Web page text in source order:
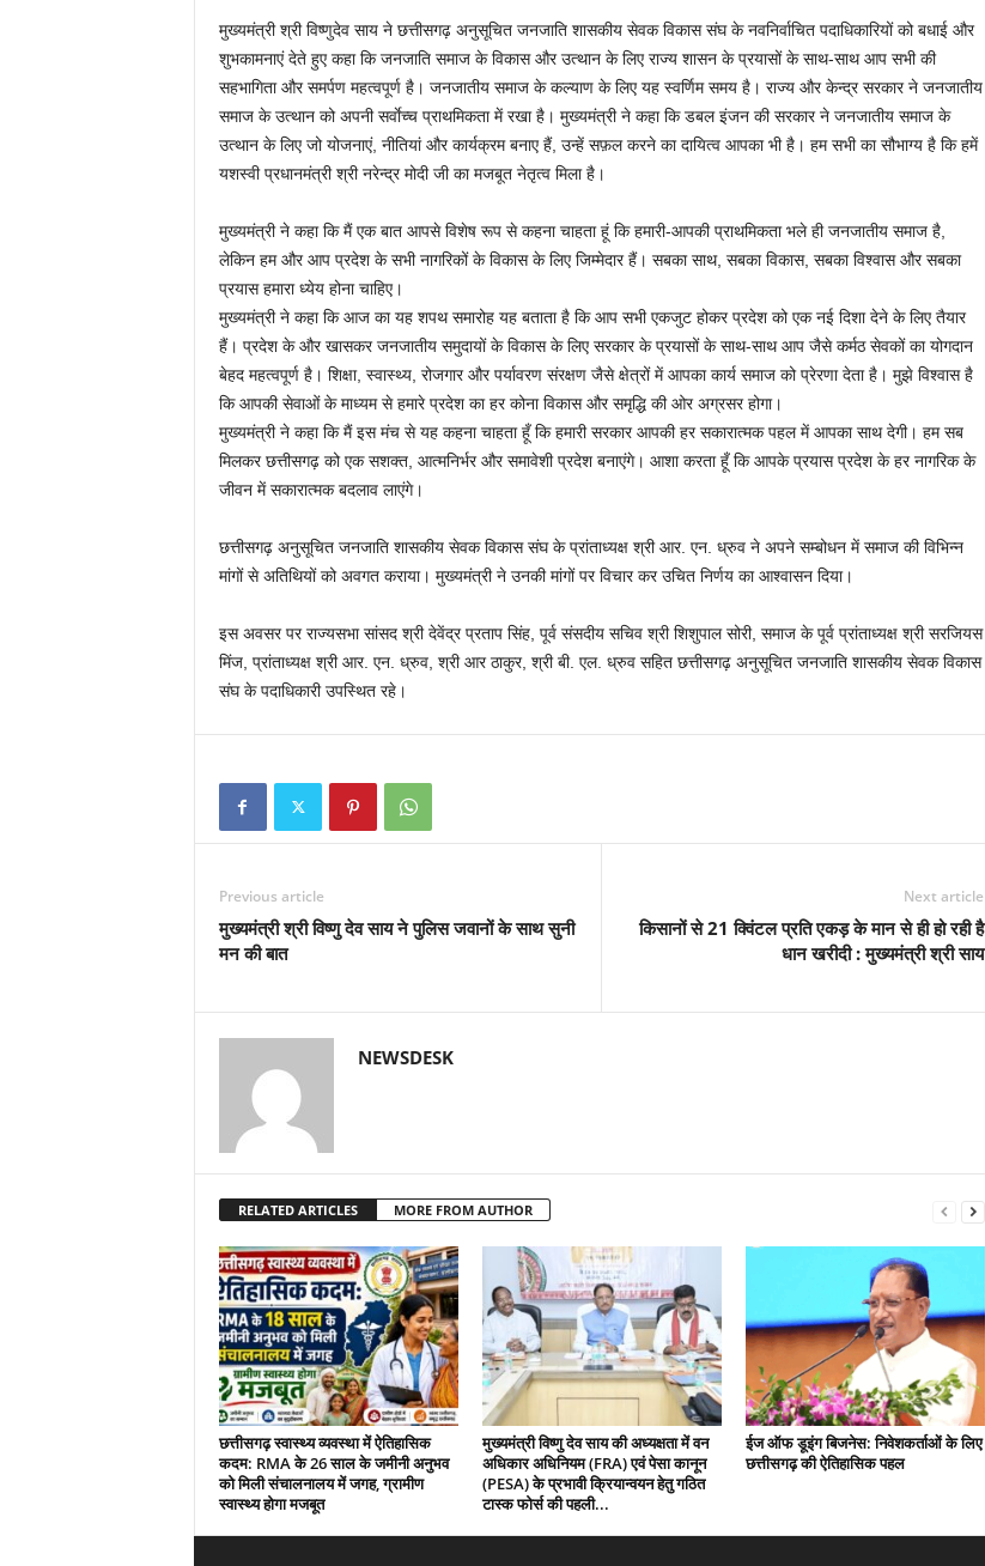
मुख्यमंत्री श्री विष्णुदेव साय ने छत्तीसगढ़ अनुसूचित जनजाति शासकीय सेवक विकास संघ के नवनिर्वाचित पदाधिकारियों को बधाई और
शुभकामनाएं देते हुए कहा कि जनजाति समाज के विकास और उत्थान के लिए राज्य शासन के प्रयासों के साथ-साथ आप सभी की
सहभागिता और समर्पण महत्वपूर्ण है। जनजातीय समाज के कल्याण के लिए यह स्वर्णिम समय है। राज्य और केन्द्र सरकार ने जनजातीय
समाज के उत्थान को अपनी सर्वाेच्च प्राथमिकता में रखा है। मुख्यमंत्री ने कहा कि डबल इंजन की सरकार ने जनजातीय समाज के
उत्थान के लिए जो योजनाएं, नीतियां और कार्यक्रम बनाए हैं, उन्हें सफ़ल करने का दायित्व आपका भी है। हम सभी का सौभाग्य है कि हमें
यशस्वी प्रधानमंत्री श्री नरेन्द्र मोदी जी का मजबूत नेतृत्व मिला है।
मुख्यमंत्री ने कहा कि मैं एक बात आपसे विशेष रूप से कहना चाहता हूं कि हमारी-आपकी प्राथमिकता भले ही जनजातीय समाज है,
लेकिन हम और आप प्रदेश के सभी नागरिकों के विकास के लिए जिम्मेदार हैं। सबका साथ, सबका विकास, सबका विश्वास और सबका
प्रयास हमारा ध्येय होना चाहिए।
मुख्यमंत्री ने कहा कि आज का यह शपथ समारोह यह बताता है कि आप सभी एकजुट होकर प्रदेश को एक नई दिशा देने के लिए तैयार
हैं। प्रदेश के और खासकर जनजातीय समुदायों के विकास के लिए सरकार के प्रयासों के साथ-साथ आप जैसे कर्मठ सेवकों का योगदान
बेहद महत्वपूर्ण है। शिक्षा, स्वास्थ्य, रोजगार और पर्यावरण संरक्षण जैसे क्षेत्रों में आपका कार्य समाज को प्रेरणा देता है। मुझे विश्वास है
कि आपकी सेवाओं के माध्यम से हमारे प्रदेश का हर कोना विकास और समृद्धि की ओर अग्रसर होगा।
मुख्यमंत्री ने कहा कि मैं इस मंच से यह कहना चाहता हूँ कि हमारी सरकार आपकी हर सकारात्मक पहल में आपका साथ देगी। हम सब
मिलकर छत्तीसगढ़ को एक सशक्त, आत्मनिर्भर और समावेशी प्रदेश बनाएंगे। आशा करता हूँ कि आपके प्रयास प्रदेश के हर नागरिक के
जीवन में सकारात्मक बदलाव लाएंगे।
छत्तीसगढ़ अनुसूचित जनजाति शासकीय सेवक विकास संघ के प्रांताध्यक्ष श्री आर. एन. ध्रुव ने अपने सम्बोधन में समाज की विभिन्न
मांगों से अतिथियों को अवगत कराया। मुख्यमंत्री ने उनकी मांगों पर विचार कर उचित निर्णय का आश्वासन दिया।
इस अवसर पर राज्यसभा सांसद श्री देवेंद्र प्रताप सिंह, पूर्व संसदीय सचिव श्री शिशुपाल सोरी, समाज के पूर्व प्रांताध्यक्ष श्री सरजियस
मिंज, प्रांताध्यक्ष श्री आर. एन. ध्रुव, श्री आर ठाकुर, श्री बी. एल. ध्रुव सहित छत्तीसगढ़ अनुसूचित जनजाति शासकीय सेवक विकास
संघ के पदाधिकारी उपस्थित रहे।
Previous article
मुख्यमंत्री श्री विष्णु देव साय ने पुलिस जवानों के साथ सुनी
मन की बात
Next article
किसानों से 21 क्विंटल प्रति एकड़ के मान से ही हो रही है
धान खरीदी : मुख्यमंत्री श्री साय
NEWSDESK
RELATED ARTICLES MORE FROM AUTHOR
छत्तीसगढ़ स्वास्थ्य व्यवस्था में ऐतिहासिक
कदम: RMA के 26 साल के जमीनी अनुभव
को मिली संचालनालय में जगह, ग्रामीण
स्वास्थ्य होगा मजबूत
मुख्यमंत्री विष्णु देव साय की अध्यक्षता में वन
अधिकार अधिनियम (FRA) एवं पेसा कानून
(PESA) के प्रभावी क्रियान्वयन हेतु गठित
टास्क फोर्स की पहली...
ईज ऑफ डूइंग बिजनेस: निवेशकर्ताओं के लिए
छत्तीसगढ़ की ऐतिहासिक पहल